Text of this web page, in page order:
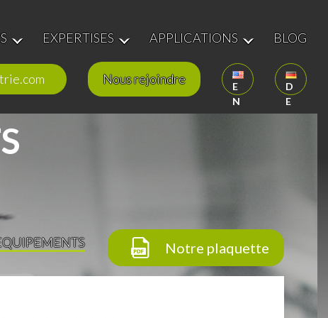
EXPERTISES APPLICATIONS BLOG
Nous rejoindre
E
N
D
E
Notre plaquette